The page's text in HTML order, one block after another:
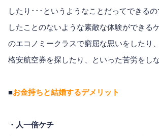
したり･･･というようなことだってできる
したことのないような素敵な体験ができる
のエコノミークラスで窮屈な思いをしたり
格安航空券を探したり、といった苦労をし
■お金持ちと結婚するデメリット
・人一倍ケチ